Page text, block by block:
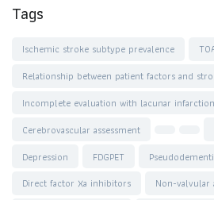
Tags
Ischemic stroke subtype prevalence
Relationship between patient factors and
Incomplete evaluation with lacunar infarction
Cerebrovascular assessment
Depression
FDGPET
Direct factor Xa inhibitors
Non-